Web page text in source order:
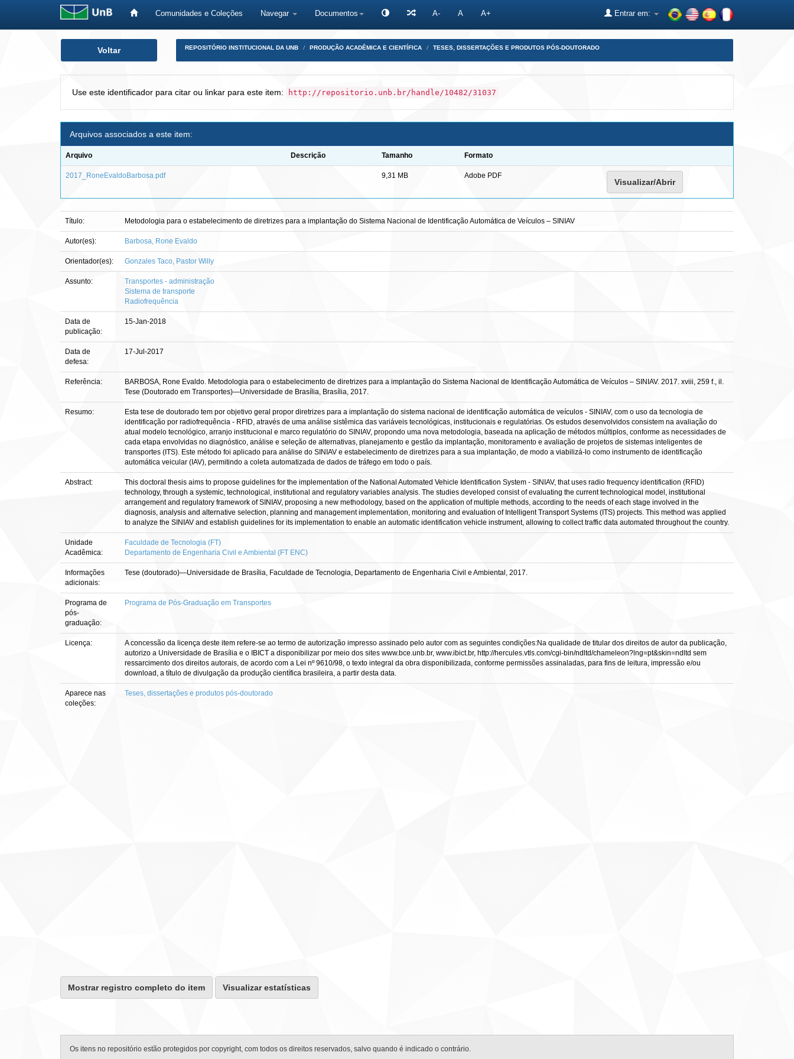
Comunidades e Coleções Navegar Documentos A- A A+ Entrar em:
Voltar REPOSITÓRIO INSTITUCIONAL DA UNB PRODUÇÃO ACADÊMICA E CIENTÍFICA TESES, DISSERTAÇÕES E PRODUTOS PÓS-DOUTORADO
Use este identificador para citar ou linkar para este item: http://repositorio.unb.br/handle/10482/31037
Arquivos associados a este item:
Arquivo Descrição Tamanho Formato
2017_RoneEvaldoBarbosa.pdf 9,31 MB Adobe PDF
Visualizar/Abrir
Título: Metodologia para o estabelecimento de diretrizes para a implantação do Sistema Nacional de Identificação Automática de Veículos – SINIAV
Autor(es): Barbosa, Rone Evaldo
Orientador(es): Gonzales Taco, Pastor Willy
Assunto:
Transportes - administração
Sistema de transporte
Radiofrequência
Data de
publicação:
15-Jan-2018
Data de
defesa:
17-Jul-2017
Referência:
BARBOSA, Rone Evaldo. Metodologia para o estabelecimento de diretrizes para a implantação do Sistema Nacional de Identificação Automática de Veículos – SINIAV. 2017. xviii, 259 f., il.
Tese (Doutorado em Transportes)—Universidade de Brasília, Brasília, 2017.
Resumo:
Esta tese de doutorado tem por objetivo geral propor diretrizes para a implantação do sistema nacional de identificação automática de veículos - SINIAV, com o uso da tecnologia de
identificação por radiofrequência - RFID, através de uma análise sistêmica das variáveis tecnológicas, institucionais e regulatórias. Os estudos desenvolvidos consistem na avaliação do
atual modelo tecnológico, arranjo institucional e marco regulatório do SINIAV, propondo uma nova metodologia, baseada na aplicação de métodos múltiplos, conforme as necessidades de
cada etapa envolvidas no diagnóstico, análise e seleção de alternativas, planejamento e gestão da implantação, monitoramento e avaliação de projetos de sistemas inteligentes de
transportes (ITS). Este método foi aplicado para análise do SINIAV e estabelecimento de diretrizes para a sua implantação, de modo a viabilizá-lo como instrumento de identificação
automática veicular (IAV), permitindo a coleta automatizada de dados de tráfego em todo o país.
Abstract:
This doctoral thesis aims to propose guidelines for the implementation of the National Automated Vehicle Identification System - SINIAV, that uses radio frequency identification (RFID)
technology, through a systemic, technological, institutional and regulatory variables analysis. The studies developed consist of evaluating the current technological model, institutional
arrangement and regulatory framework of SINIAV, proposing a new methodology, based on the application of multiple methods, according to the needs of each stage involved in the
diagnosis, analysis and alternative selection, planning and management implementation, monitoring and evaluation of Intelligent Transport Systems (ITS) projects. This method was applied
to analyze the SINIAV and establish guidelines for its implementation to enable an automatic identification vehicle instrument, allowing to collect traffic data automated throughout the country.
Unidade
Acadêmica:
Faculdade de Tecnologia (FT)
Departamento de Engenharia Civil e Ambiental (FT ENC)
Informações
adicionais:
Tese (doutorado)—Universidade de Brasília, Faculdade de Tecnologia, Departamento de Engenharia Civil e Ambiental, 2017.
Programa de
pós-
graduação:
Programa de Pós-Graduação em Transportes
Licença:
A concessão da licença deste item refere-se ao termo de autorização impresso assinado pelo autor com as seguintes condições:Na qualidade de titular dos direitos de autor da publicação,
autorizo a Universidade de Brasília e o IBICT a disponibilizar por meio dos sites www.bce.unb.br, www.ibict.br, http://hercules.vtls.com/cgi-bin/ndltd/chameleon?lng=pt&skin=ndltd sem
ressarcimento dos direitos autorais, de acordo com a Lei nº 9610/98, o texto integral da obra disponibilizada, conforme permissões assinaladas, para fins de leitura, impressão e/ou
download, a título de divulgação da produção científica brasileira, a partir desta data.
Aparece nas
coleções:
Teses, dissertações e produtos pós-doutorado
Mostrar registro completo do item Visualizar estatísticas
Os itens no repositório estão protegidos por copyright, com todos os direitos reservados, salvo quando é indicado o contrário.